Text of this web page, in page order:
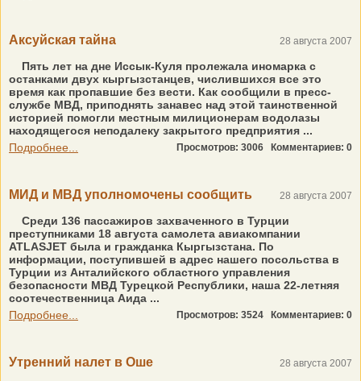
Аксуйская тайна 28 августа 2007
Пять лет на дне Иссык-Куля пролежала иномарка с
останками двух кыргызстанцев, числившихся все это
время как пропавшие без вести. Как сообщили в пресс-
службе МВД, приподнять занавес над этой таинственной
историей помогли местным милиционерам водолазы
находящегося неподалеку закрытого предприятия ...
Подробнее...
Просмотров: 3006 Комментариев: 0
МИД и МВД уполномочены сообщить 28 августа 2007
Среди 136 пассажиров захваченного в Турции
преступниками 18 августа самолета авиакомпании
ATLASJET была и гражданка Кыргызстана. По
информации, поступившей в адрес нашего посольства в
Турции из Анталийского областного управления
безопасности МВД Турецкой Республики, наша 22-летняя
соотечественница Аида ...
Подробнее...
Просмотров: 3524 Комментариев: 0
Утренний налет в Оше 28 августа 2007